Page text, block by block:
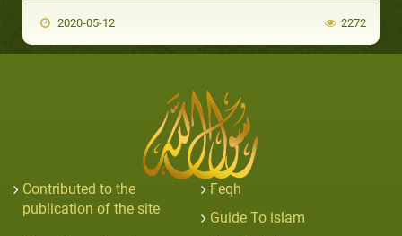
2020-05-12 2272
Contributed to the
publication of the site
Feqh
Guide To islam